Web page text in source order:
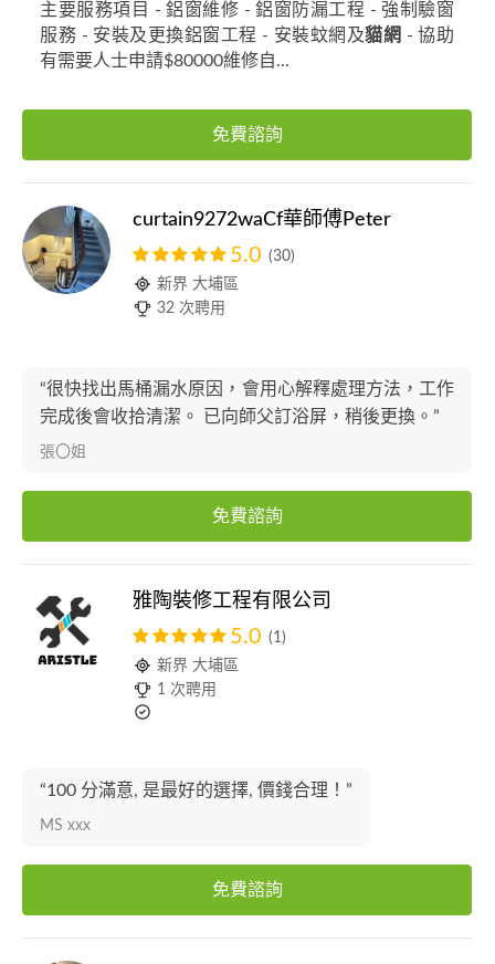
主要服務項目 - 鋁窗維修 - 鋁窗防漏工程 - 強制驗窗
服務 - 安裝及更換鋁窗工程 - 安裝蚊網及貓網 - 協助
有需要人士申請$80000維修自...
免費諮詢
curtain9272waCf華師傅Peter
5.0 (30)
新界 大埔區
32 次聘用
“很快找出馬桶漏水原因，會用心解釋處理方法，工作
完成後會收拾清潔。 已向師父訂浴屏，稍後更換。”
張〇姐
免費諮詢
雅陶裝修工程有限公司
5.0 (1)
新界 大埔區
1 次聘用
“100 分滿意, 是最好的選擇, 價錢合理！”
MS xxx
免費諮詢